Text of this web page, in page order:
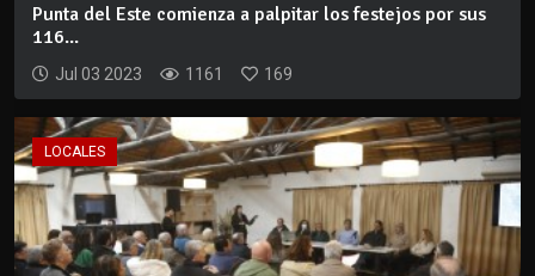
Punta del Este comienza a palpitar los festejos por sus
116...
Jul 03 2023 1161 169
LOCALES